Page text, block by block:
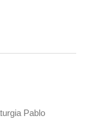
Pablo